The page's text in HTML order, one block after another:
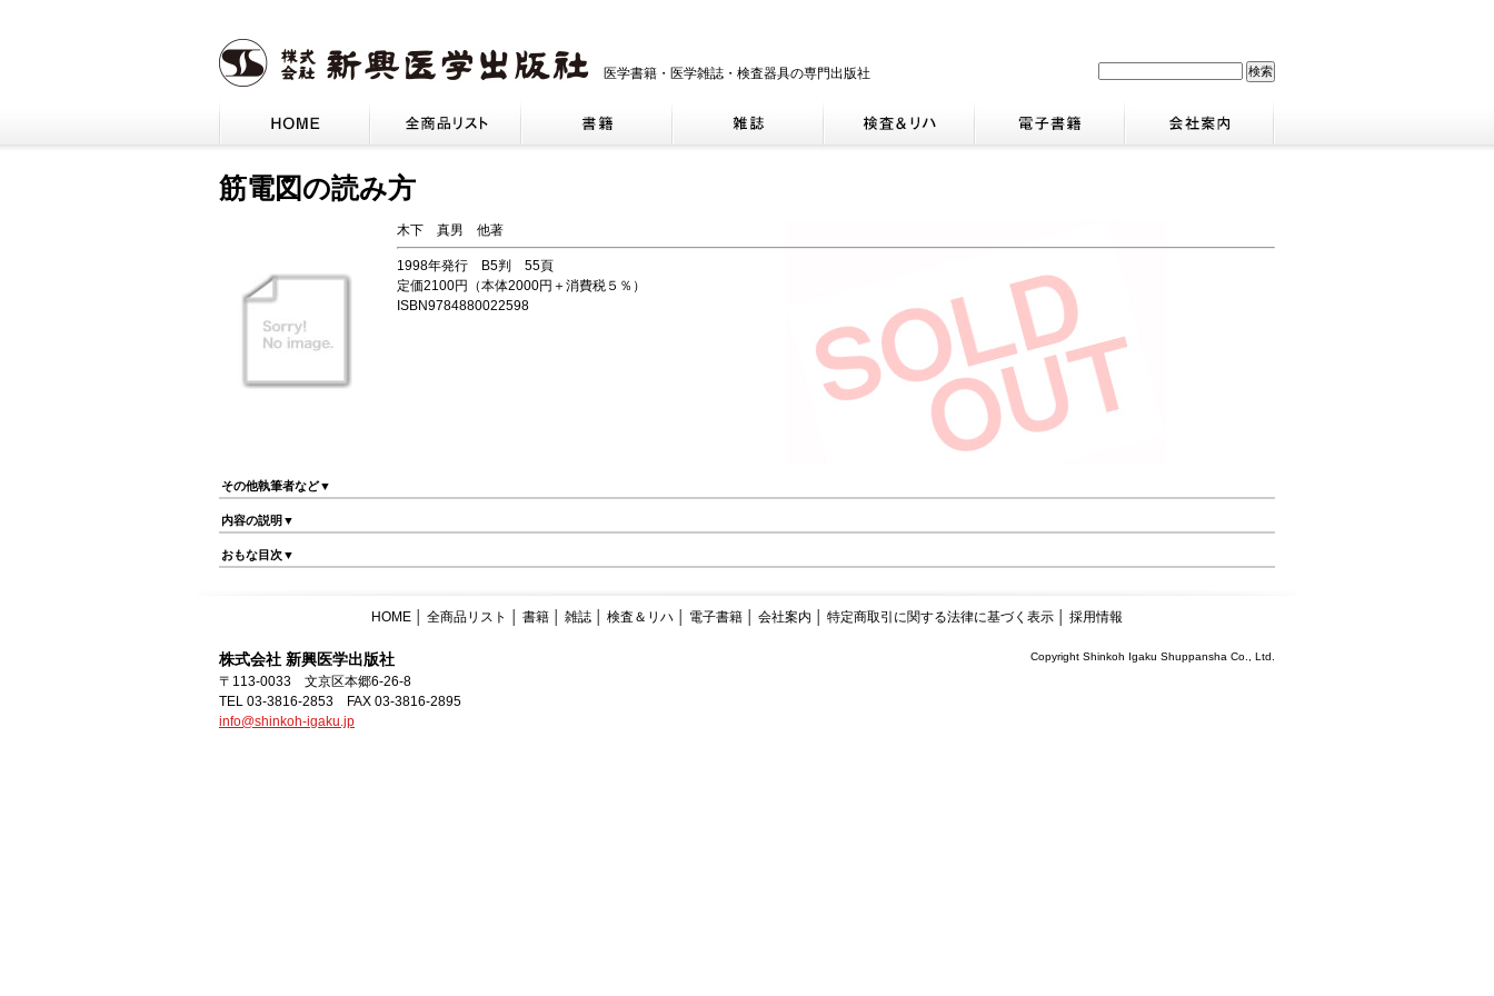
医学書籍・医学雑誌・検査器具の専門出版社
筋電図の読み方
木下 真男 他著
1998年発行 B5判 55頁
定価2100円（本体2000円＋消費税５％）
ISBN9784880022598
その他執筆者など▼
内容の説明▼
おもな目次▼
HOME 全商品リスト 書籍 雑誌 検査＆リハ 電子書籍 会社案内 特定商取引に関する法律に基づく表示 採用情報
株式会社 新興医学出版社
〒113-0033 文京区本郷6-26-8
TEL 03-3816-2853 FAX 03-3816-2895
info@shinkoh-igaku.jp
Copyright Shinkoh Igaku Shuppansha Co., Ltd.